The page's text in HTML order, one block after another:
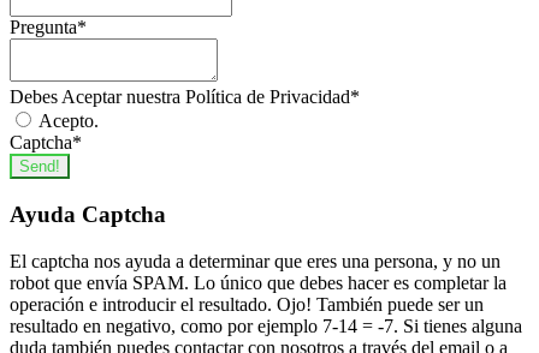
Pregunta*
Debes Aceptar nuestra Política de Privacidad*
Acepto.
Captcha*
Send!
Ayuda Captcha
El captcha nos ayuda a determinar que eres una persona, y no un
robot que envía SPAM. Lo único que debes hacer es completar la
operación e introducir el resultado. Ojo! También puede ser un
resultado en negativo, como por ejemplo 7-14 = -7. Si tienes alguna
duda también puedes contactar con nosotros a través del email o a